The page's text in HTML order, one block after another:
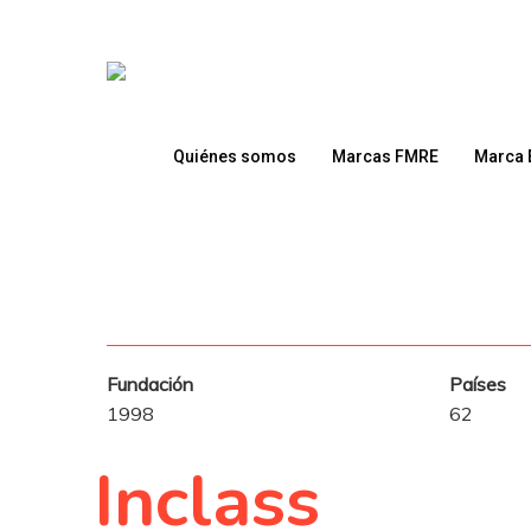
Presione enter para buscar o ESC para cerrar
Quiénes somos Marcas FMRE Marca
Fundación
1998
Países
62
Inclass